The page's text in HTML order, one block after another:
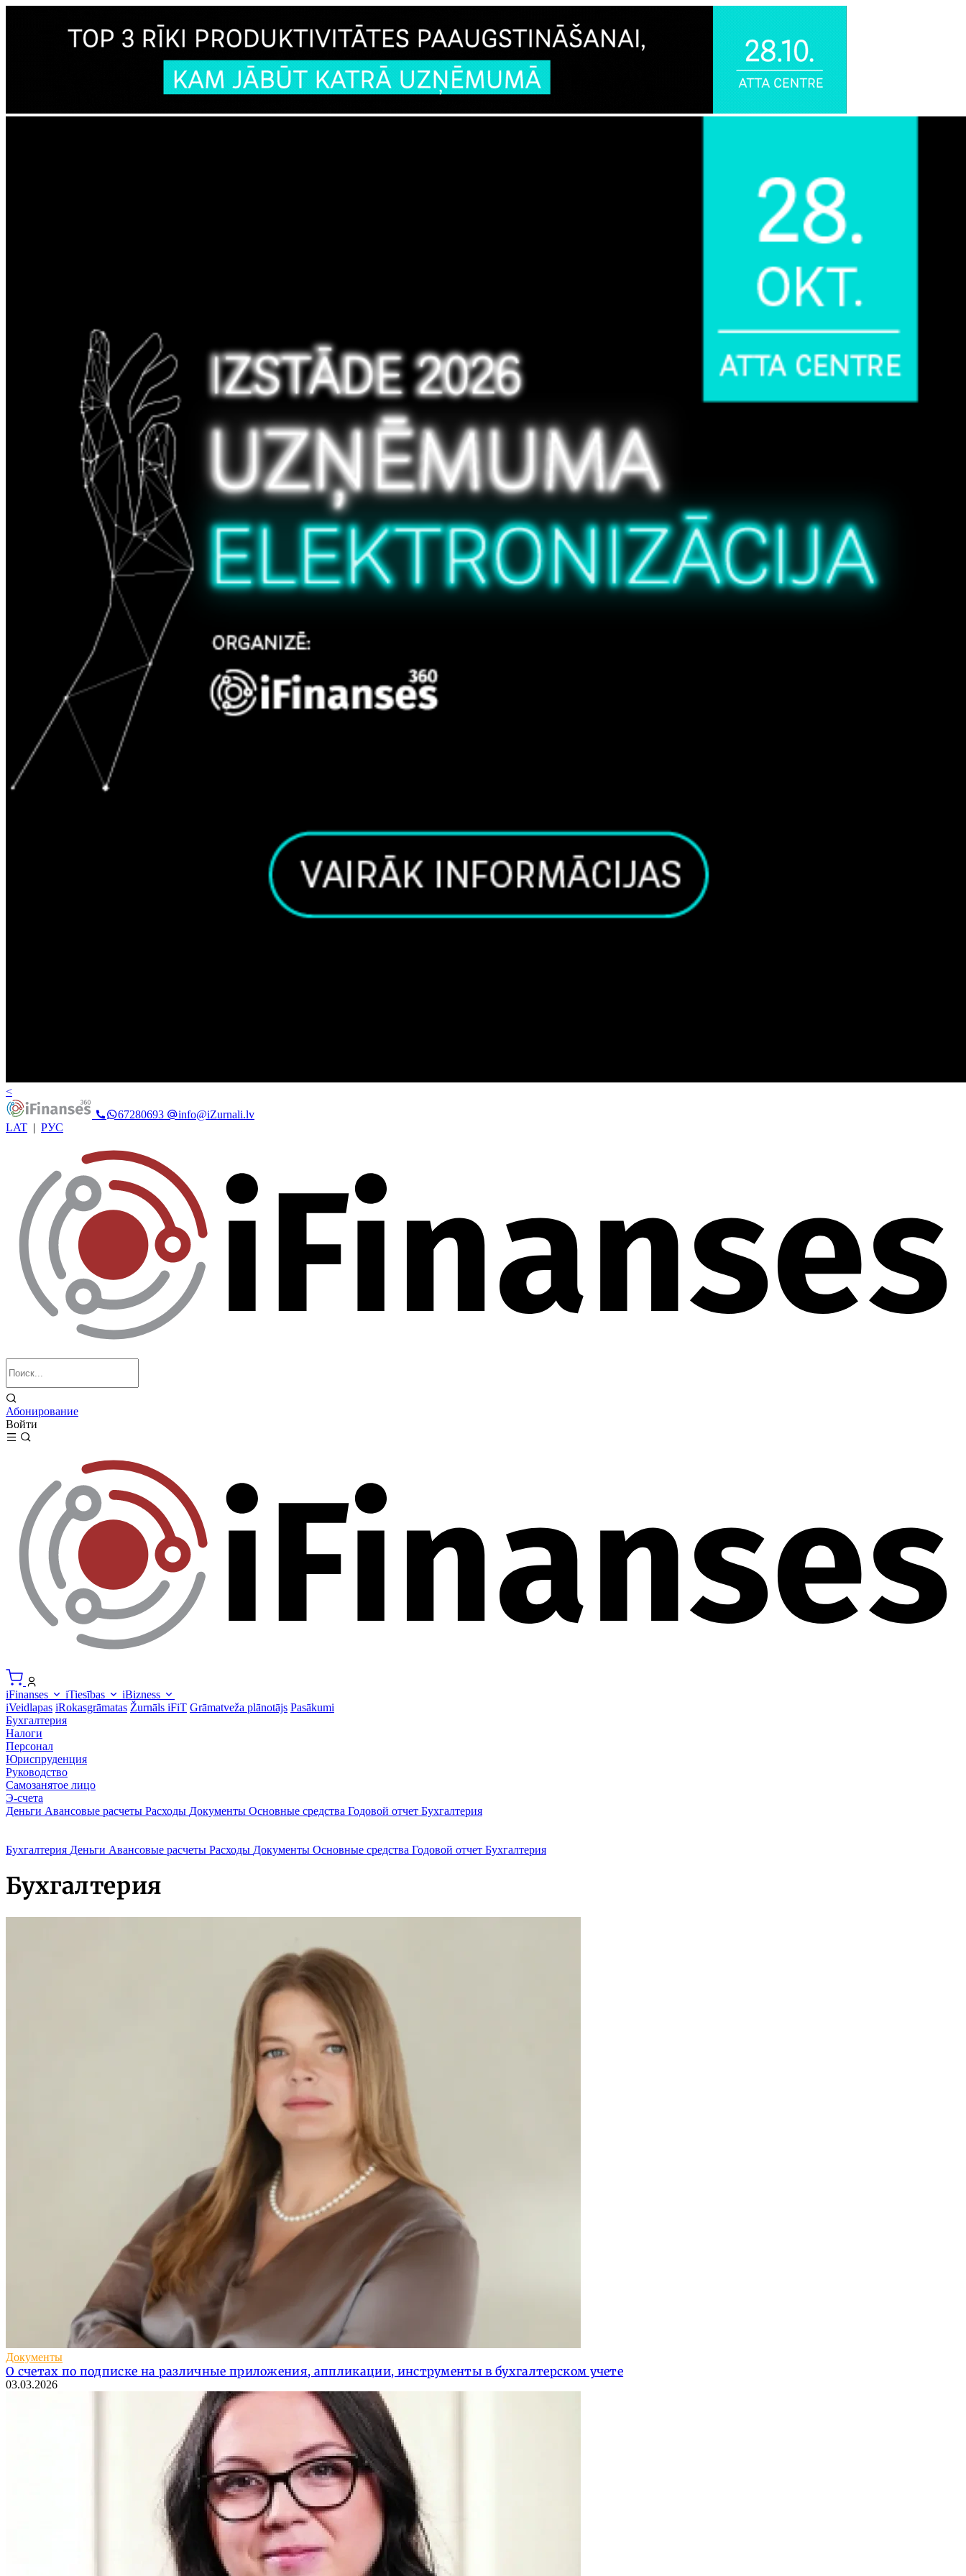
<
67280693
info@iZurnali.lv
LAT | РУС
Абонирование
Войти
iFinanses iTiesības
iBizness
iVeidlapas iRokasgrāmatas Žurnāls iFiT Grāmatveža plānotājs Pasākumi
Бухгалтерия
Налоги
Персонал
Юриспруденция
Руководство
Самозанятое лицо
Э-счета
Деньги Авансовые расчеты Расходы Документы Основные средства Годовой отчет Бухгалтерия
Бухгалтерия Деньги Авансовые расчеты Расходы Документы Основные средства Годовой отчет Бухгалтерия
Бухгалтерия
Документы
О счетах по подписке на различные приложения, аппликации, инструменты в бухгалтерском учете
03.03.2026